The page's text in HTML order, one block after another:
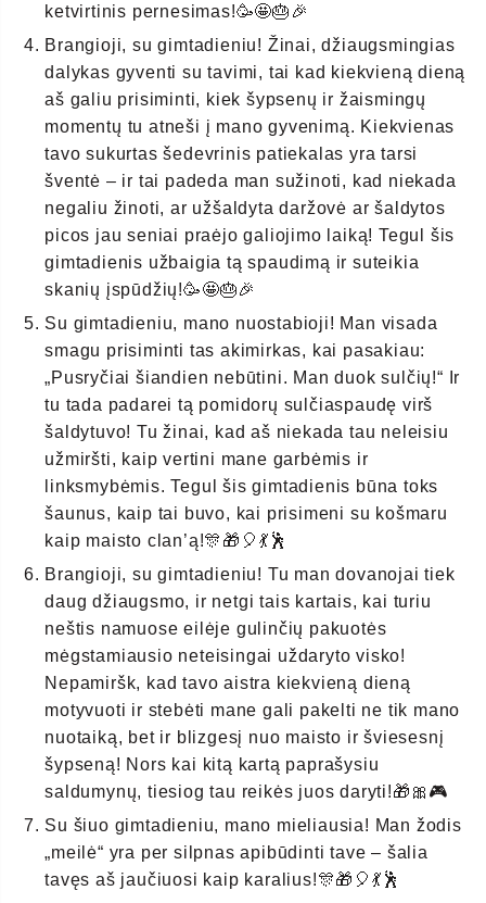
ketvirtinis pernesimas!🥳🤩🎂🎉
Brangioji, su gimtadieniu! Žinai, džiaugsmingias
dalykas gyventi su tavimi, tai kad kiekvieną dieną
aš galiu prisiminti, kiek šypsenų ir žaismingų
momentų tu atneši į mano gyvenimą. Kiekvienas
tavo sukurtas šedevrinis patiekalas yra tarsi
šventė – ir tai padeda man sužinoti, kad niekada
negaliu žinoti, ar užšaldyta daržovė ar šaldytos
picos jau seniai praėjo galiojimo laiką! Tegul šis
gimtadienis užbaigia tą spaudimą ir suteikia
skanių įspūdžių!🥳🤩🎂🎉
Su gimtadieniu, mano nuostabioji! Man visada
smagu prisiminti tas akimirkas, kai pasakiau:
„Pusryčiai šiandien nebūtini. Man duok sulčių!“ Ir
tu tada padarei tą pomidorų sulčiaspaudę virš
šaldytuvo! Tu žinai, kad aš niekada tau neleisiu
užmiršti, kaip vertini mane garbėmis ir
linksmybėmis. Tegul šis gimtadienis būna toks
šaunus, kaip tai buvo, kai prisimeni su košmaru
kaip maisto clan’ą!🎊🎁🎈💃🕺
Brangioji, su gimtadieniu! Tu man dovanojai tiek
daug džiaugsmo, ir netgi tais kartais, kai turiu
neštis namuose eilėje gulinčių pakuotės
mėgstamiausio neteisingai uždaryto visko!
Nepamiršk, kad tavo aistra kiekvieną dieną
motyvuoti ir stebėti mane gali pakelti ne tik mano
nuotaiką, bet ir blizgesį nuo maisto ir šviesesnį
šypseną! Nors kai kitą kartą paprašysiu
saldumynų, tiesiog tau reikės juos daryti!🎁🎀🎮
Su šiuo gimtadieniu, mano mieliausia! Man žodis
„meilė“ yra per silpnas apibūdinti tave – šalia
tavęs aš jaučiuosi kaip karalius!🎊🎁🎈💃🕺